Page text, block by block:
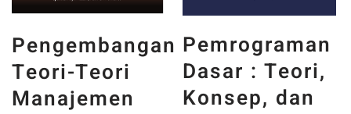
Pemrograman
Dasar : Teori,
Konsep, dan
PANCASILA
DAN WAJAH
INDONESIA :